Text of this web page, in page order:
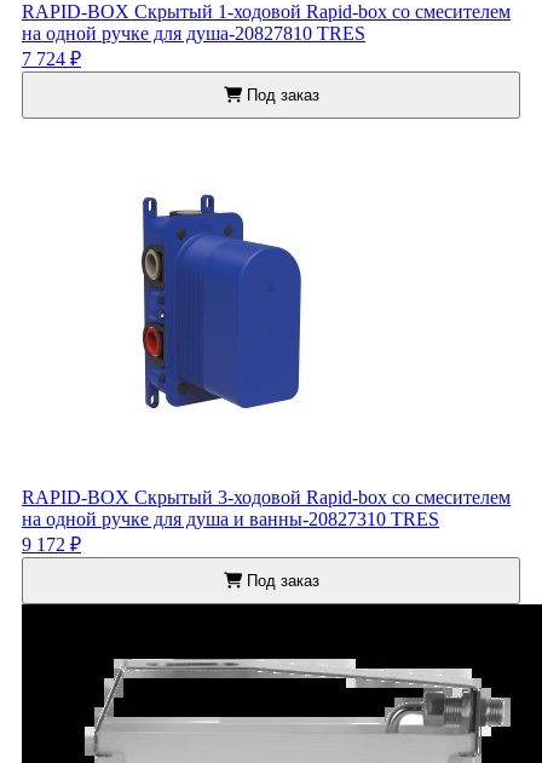
RAPID-BOX Скрытый 1-ходовой Rapid-box со смесителем
на одной ручке для душа-20827810 TRES
7 724 ₽
Под заказ
RAPID-BOX Скрытый 3-ходовой Rapid-box со смесителем
на одной ручке для душа и ванны-20827310 TRES
9 172 ₽
Под заказ